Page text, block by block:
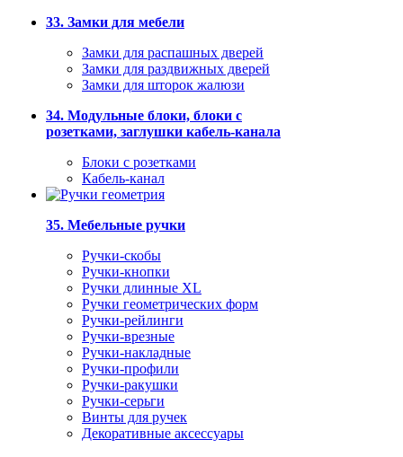
33. Замки для мебели
Замки для распашных дверей
Замки для раздвижных дверей
Замки для шторок жалюзи
34. Модульные блоки, блоки с
розетками, заглушки кабель-канала
Блоки с розетками
Кабель-канал
35. Мебельные ручки
Ручки-скобы
Ручки-кнопки
Ручки длинные XL
Ручки геометрических форм
Ручки-рейлинги
Ручки-врезные
Ручки-накладные
Ручки-профили
Ручки-ракушки
Ручки-серьги
Винты для ручек
Декоративные аксессуары